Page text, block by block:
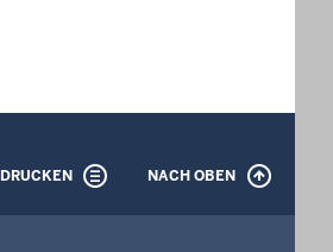
DRUCKEN NACH OBEN